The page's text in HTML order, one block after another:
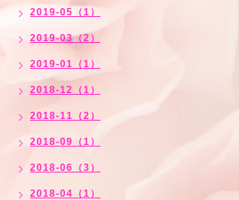
2019-05（1）
2019-03（2）
2019-01（1）
2018-12（1）
2018-11（2）
2018-09（1）
2018-06（3）
2018-04（1）